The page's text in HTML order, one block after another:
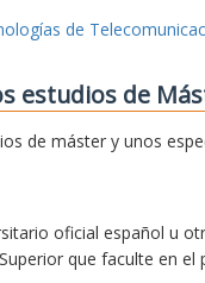
de
estudios de
de máster y unos
oficial español u
que faculte en